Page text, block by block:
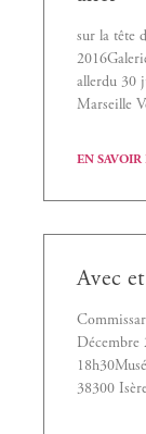
sur la tête
allerdu 30
Marseille
EN SAVOIR
Avec
Décembre
38300